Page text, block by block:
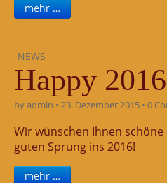
mehr …
NEWS
Happy 2016
byadmin • 23. Dezember 2015 • 0
Wir wünschen Ihnen
guten Sprung ins 2016!
mehr …